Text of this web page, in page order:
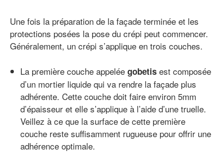
Une fois la préparation de la façade terminée et les
protections posées la pose du crépi peut commencer.
Généralement, un crépi s’applique en trois couches.
La première couche appelée gobetis est composée
d’un mortier liquide qui va rendre la façade plus
adhérente. Cette couche doit faire environ 5mm
d’épaisseur et elle s’applique à l’aide d’une truelle.
Veillez à ce que la surface de cette première
couche reste suffisamment rugueuse pour offrir une
adhérence optimale.